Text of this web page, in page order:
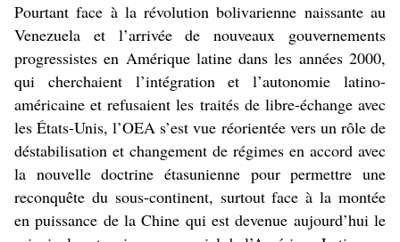
Pourtant face à la révolution bolivarienne naissante au
Venezuela et l’arrivée de nouveaux gouvernements
progressistes en Amérique latine dans les années 2000,
qui cherchaient l’intégration et l’autonomie latino-
américaine et refusaient les traités de libre-échange avec
les États-Unis, l’OEA s’est vue réorientée vers un rôle de
déstabilisation et changement de régimes en accord avec
la nouvelle doctrine étasunienne pour permettre une
reconquête du sous-continent, surtout face à la montée
en puissance de la Chine qui est devenue aujourd’hui le